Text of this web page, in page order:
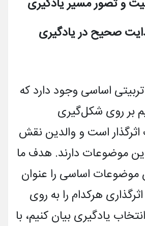
اساسی وجود دارد که
بر روی شکل­‌گیری
است و والدین نقش
موضوعات دارند. هدف ما
موضوعات اساسی را عنوان
هرکدام را به روی
یادگیری بیان کنیم، با